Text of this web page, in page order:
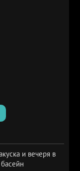
и вечеря в